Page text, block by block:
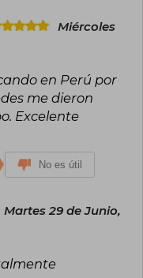
Miércoles
en Perú por
me dieron
Excelente
No es útil
Martes 29 de Junio,